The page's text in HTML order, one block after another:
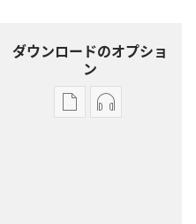
ダウンロードのオプショ
ン
出
オー